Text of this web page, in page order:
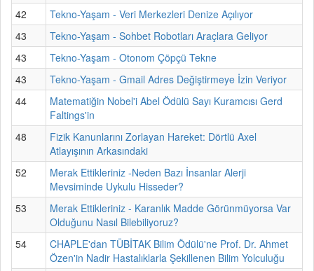
42
Tekno-Yaşam - Veri Merkezleri Denize Açılıyor
43
Tekno-Yaşam - Sohbet Robotları Araçlara Geliyor
43
Tekno-Yaşam - Otonom Çöpçü Tekne
43
Tekno-Yaşam - Gmail Adres Değiştirmeye İzin Veriyor
44
Matematiğin Nobel'i Abel Ödülü Sayı Kuramcısı Gerd
Faltings'in
48
Fizik Kanunlarını Zorlayan Hareket: Dörtlü Axel
Atlayışının Arkasındaki
52
Merak Ettikleriniz -Neden Bazı İnsanlar Alerji
Mevsiminde Uykulu Hisseder?
53
Merak Ettikleriniz - Karanlık Madde Görünmüyorsa Var
Olduğunu Nasıl Bilebiliyoruz?
54
CHAPLE'dan TÜBİTAK Bilim Ödülü'ne Prof. Dr. Ahmet
Özen'in Nadir Hastalıklarla Şekillenen Bilim Yolculuğu